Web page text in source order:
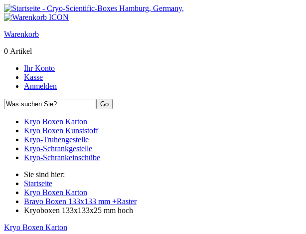
Warenkorb
0 Artikel
Ihr Konto
Kasse
Anmelden
Kryo Boxen Karton
Kryo Boxen Kunststoff
Kryo-Truhengestelle
Kryo-Schrankgestelle
Kryo-Schrankeinschübe
Sie sind hier:
Startseite
Kryo Boxen Karton
Bravo Boxen 133x133 mm +Raster
Kryoboxen 133x133x25 mm hoch
Kryo Boxen Karton